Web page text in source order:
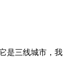
是三线城市，我